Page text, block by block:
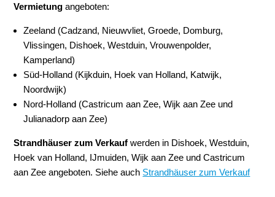
Vermietung angeboten:
Zeeland (Cadzand, Nieuwvliet, Groede, Domburg,
Vlissingen, Dishoek, Westduin, Vrouwenpolder,
Kamperland)
Süd-Holland (Kijkduin, Hoek van Holland, Katwijk,
Noordwijk)
Nord-Holland (Castricum aan Zee, Wijk aan Zee und
Julianadorp aan Zee)
Strandhäuser zum Verkauf werden in Dishoek, Westduin,
Hoek van Holland, IJmuiden, Wijk aan Zee und Castricum
aan Zee angeboten. Siehe auch Strandhäuser zum Verkauf